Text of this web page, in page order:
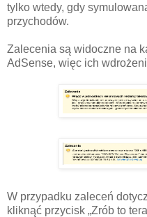
tylko wtedy, gdy
przychodów.
Zalecenia są widoczne na
AdSense, więc ich
W przypadku zaleceń
kliknąć przycisk „Zrób to